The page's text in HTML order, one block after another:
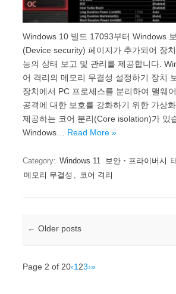
Windows 10 빌드 17093부터 Windows
(Device security) 페이지가 추가되어 장
능의 상태 보고 및 관리를 제공합니다.
어 격리의 메모리 무결성 설정하기 장치
장치에서 PC 프로세스를 분리하여 맬웨
공격에 대한 보호를 강화하기 위한 가상
제공하는 코어 분리(Core isolation)가 있
Windows… Read More »
Category: Windows 11 보안・프라이버시
메모리 무결성 , 코어 격리
Post navigation
← Older posts
Page 2 of 20‹123›»